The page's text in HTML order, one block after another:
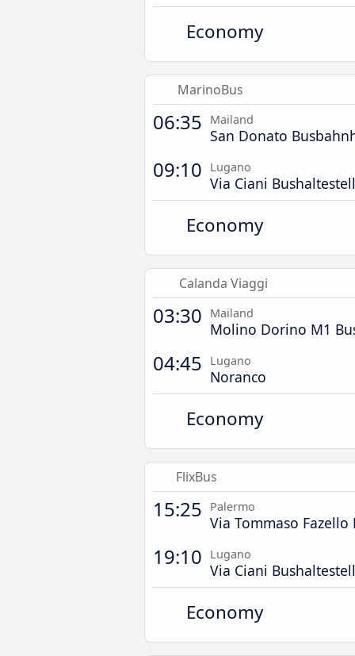
Economy
MarinoBus
06:35 Mailand
San Donato
09:10 Lugano
Via Ciani
Economy
Calanda Viaggi
03:30 Mailand
Molino Dorino M1
04:45 Lugano
Noranco
Economy
FlixBus
15:25 Palermo
Via Tommaso
19:10 Lugano
Via Ciani
Economy